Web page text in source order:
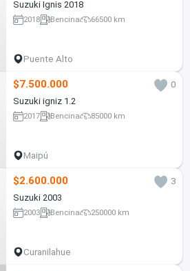
Suzuki Ignis 2018
2018 Bencina 66500 km
Puente Alto
$7.500.000
0
Suzuki igniz 1.2
2017 Bencina 85000 km
Maipú
$2.600.000
3
Suzuki 2003
2003 Bencina 250000 km
Curanilahue